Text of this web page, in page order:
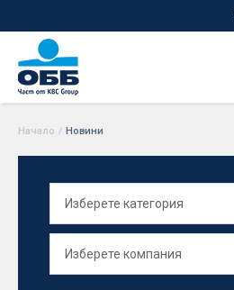
Начало / Новини